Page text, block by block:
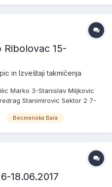
Ribolovac 15-
in Izveštaji takmičenja
Marko 3-Stanislav Miljkovic
Stanimirovic Sektor 2 7-
Sektor 3 14-Mrca 15-Frenky
Becmenska Bara
18.06.2017